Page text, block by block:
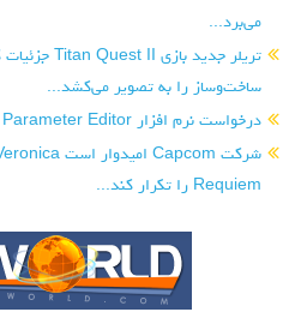
می‌برد...
ساخت‌وساز را به تصویر می‌کشد...
درخواست نرم افزار Parameter Editor
Requiem را تکرار کند...